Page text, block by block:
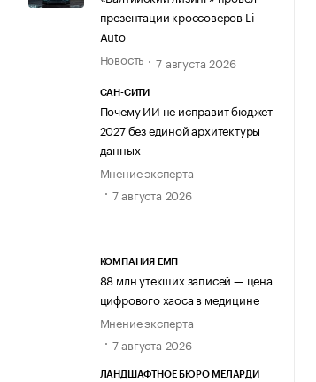
презентации кроссоверов Li
Auto
Новость
7 августа 2026
САН-СИТИ
Почему ИИ не исправит бюджет
2027 без единой архитектуры
данных
Мнение эксперта
7 августа 2026
КОМПАНИЯ ЕМП
88 млн утекших записей — цена
цифрового хаоса в медицине
Мнение эксперта
7 августа 2026
ЛАНДШАФТНОЕ БЮРО МЕЛАРДИ